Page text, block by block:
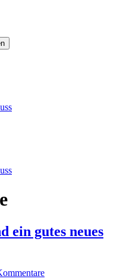
ein gutes neues